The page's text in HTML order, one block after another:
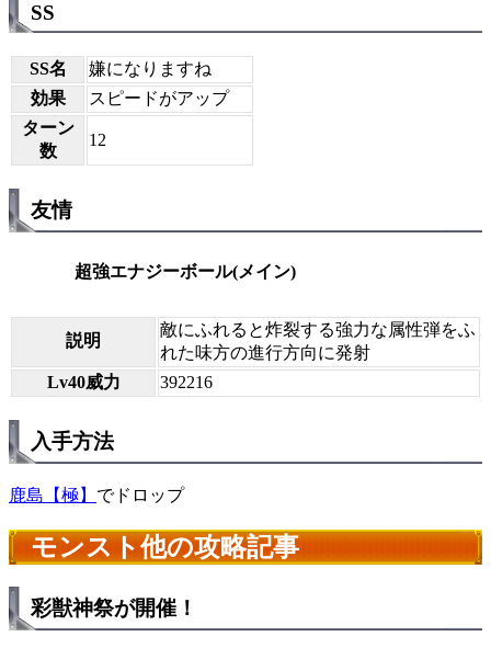
SS
SS名
嫌になりますね
効果
スピードがアップ
ターン
数
12
友情
超強エナジーボール(メイン)
説明
敵にふれると炸裂する強力な属性弾をふ
れた味方の進行方向に発射
Lv40威力
392216
入手方法
鹿島【極】 でドロップ
モンスト他の攻略記事
彩獣神祭が開催！